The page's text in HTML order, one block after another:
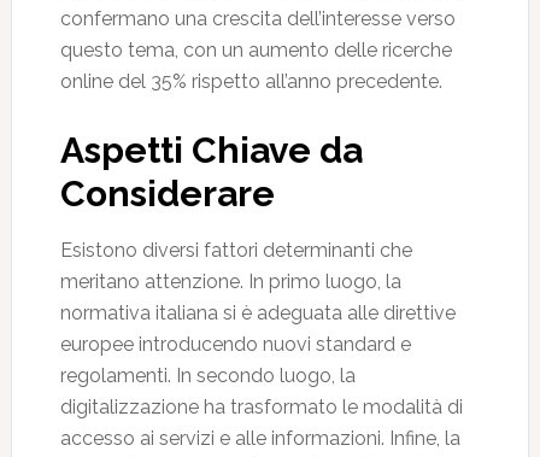
confermano una crescita dell’interesse verso
questo tema, con un aumento delle ricerche
online del 35% rispetto all’anno precedente.
Aspetti Chiave da
Considerare
Esistono diversi fattori determinanti che
meritano attenzione. In primo luogo, la
normativa italiana si è adeguata alle direttive
europee introducendo nuovi standard e
regolamenti. In secondo luogo, la
digitalizzazione ha trasformato le modalità di
accesso ai servizi e alle informazioni. Infine, la